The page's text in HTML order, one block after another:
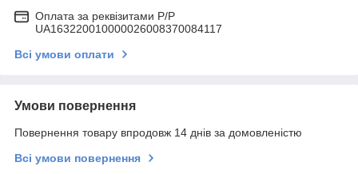
Оплата за реквізитами P/Р
UA163220010000026008370084117
Всі умови оплати
Умови повернення
Повернення товару впродовж 14 днів за домовленістю
Всі умови повернення